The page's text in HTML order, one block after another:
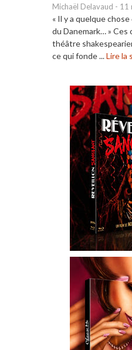
Michaël Delavaud - 11
« Il y a quelque
du Danemark… » Ces
théâtre
ce qui fonde ...Lire la